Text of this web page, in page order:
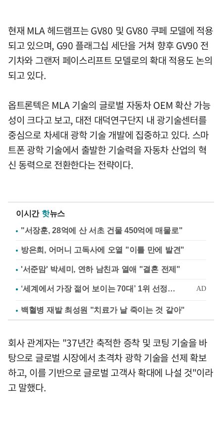
현재 MLA 헤드램프는 GV80 및 GV80 쿠페 모델에 적용
되고 있으며, G90 플래그십 세단을 거쳐 향후 GV90 전
기차와 그랜저 페이스리프트 모델로의 확대 적용도 논의
되고 있다.
옵트론텍은 MLA 기술의 글로벌 자동차 OEM 확산 가능
성이 크다고 보고, 대전 대덕연구단지 내 광기술센터를
중심으로 차세대 광학 기술 개발에 집중하고 있다. 스마
트폰 광학 기술에서 출발한 기술력을 자동차 산업의 혁
신 동력으로 전환한다는 전략이다.
이시간 핫뉴스
"서장훈, 28억에 산 서초 건물 450억에 매물로"
방은희, 어머니 고독사에 오열 "이틀 만에 발견"
'서준맘' 박세미, 연하 남친과 열애 "결혼 전제"
백혈병 재발 최성원 "치료가 날 죽이는 것 같아"
회사 관계자는 "37년간 축적한 증착 및 코팅 기술을 바
탕으로 글로벌 시장에서 초격차 광학 기술을 선제 확보
하고, 이를 기반으로 글로벌 고객사 확대에 나설 것"이라
고 말했다.